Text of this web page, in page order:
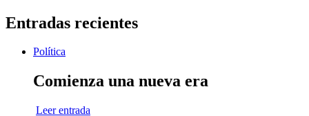
Entradas recientes
Política
Comienza una nueva era
Leer entrada